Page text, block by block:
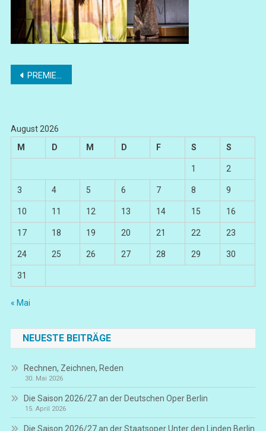
Beitragsnavigation
PREMIERE „Mitridate, Re Di Ponto“
August 2026
M
D M D F S S
1 2
3 4 5 6 7 8 9
10 11 12 13 14 15 16
17 18 19 20 21 22 23
24 25 26 27 28 29 30
31
« Mai
NEUESTE BEITRÄGE
Rechnen, Zeichnen, Reden
30. Mai 2026
Die Saison 2026/27 an der Deutschen Oper Berlin
15. April 2026
Die Saison 2026/27 an der Staatsoper Unter den Linden Berlin